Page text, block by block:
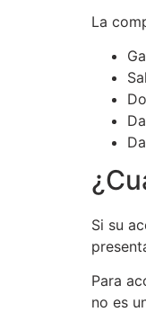
La
Si su
Para
no es